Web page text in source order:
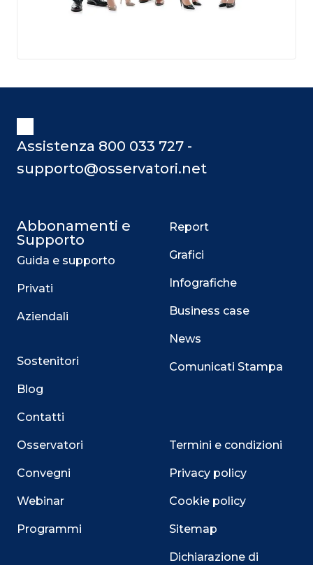
Assistenza 800 033 727 -
supporto@osservatori.net
Abbonamenti e
Supporto
Guida e supporto
Privati
Aziendali
Sostenitori
Blog
Contatti
Osservatori
Convegni
Webinar
Programmi
Report
Grafici
Infografiche
Business case
News
Comunicati Stampa
Termini e condizioni
Privacy policy
Cookie policy
Sitemap
Dichiarazione di